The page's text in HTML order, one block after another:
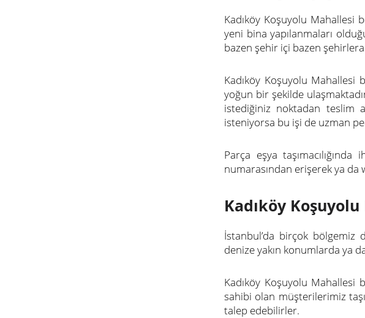
Kadıköy Koşuyolu Mahallesi
yeni bina yapılanmaları
bazen şehir içi bazen
Kadıköy Koşuyolu
yoğun bir şekilde
istediğiniz noktadan teslim
isteniyorsa bu işi de uzman
Parça eşya
numarasından erişerek ya
Kadıköy
İstanbul’da birçok bölgemiz
denize yakın konumlarda ya
Kadıköy Koşuyolu Mahallesi
sahibi olan müşterilerimiz
talep edebilirler.